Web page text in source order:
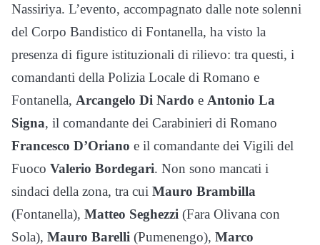
Nassiriya. L’evento, accompagnato dalle note solenni
del Corpo Bandistico di Fontanella, ha visto la
presenza di figure istituzionali di rilievo: tra questi, i
comandanti della Polizia Locale di Romano e
Fontanella, Arcangelo Di Nardo e Antonio La
Signa, il comandante dei Carabinieri di Romano
Francesco D’Oriano e il comandante dei Vigili del
Fuoco Valerio Bordegari. Non sono mancati i
sindaci della zona, tra cui Mauro Brambilla
(Fontanella), Matteo Seghezzi (Fara Olivana con
Sola), Mauro Barelli (Pumenengo), Marco